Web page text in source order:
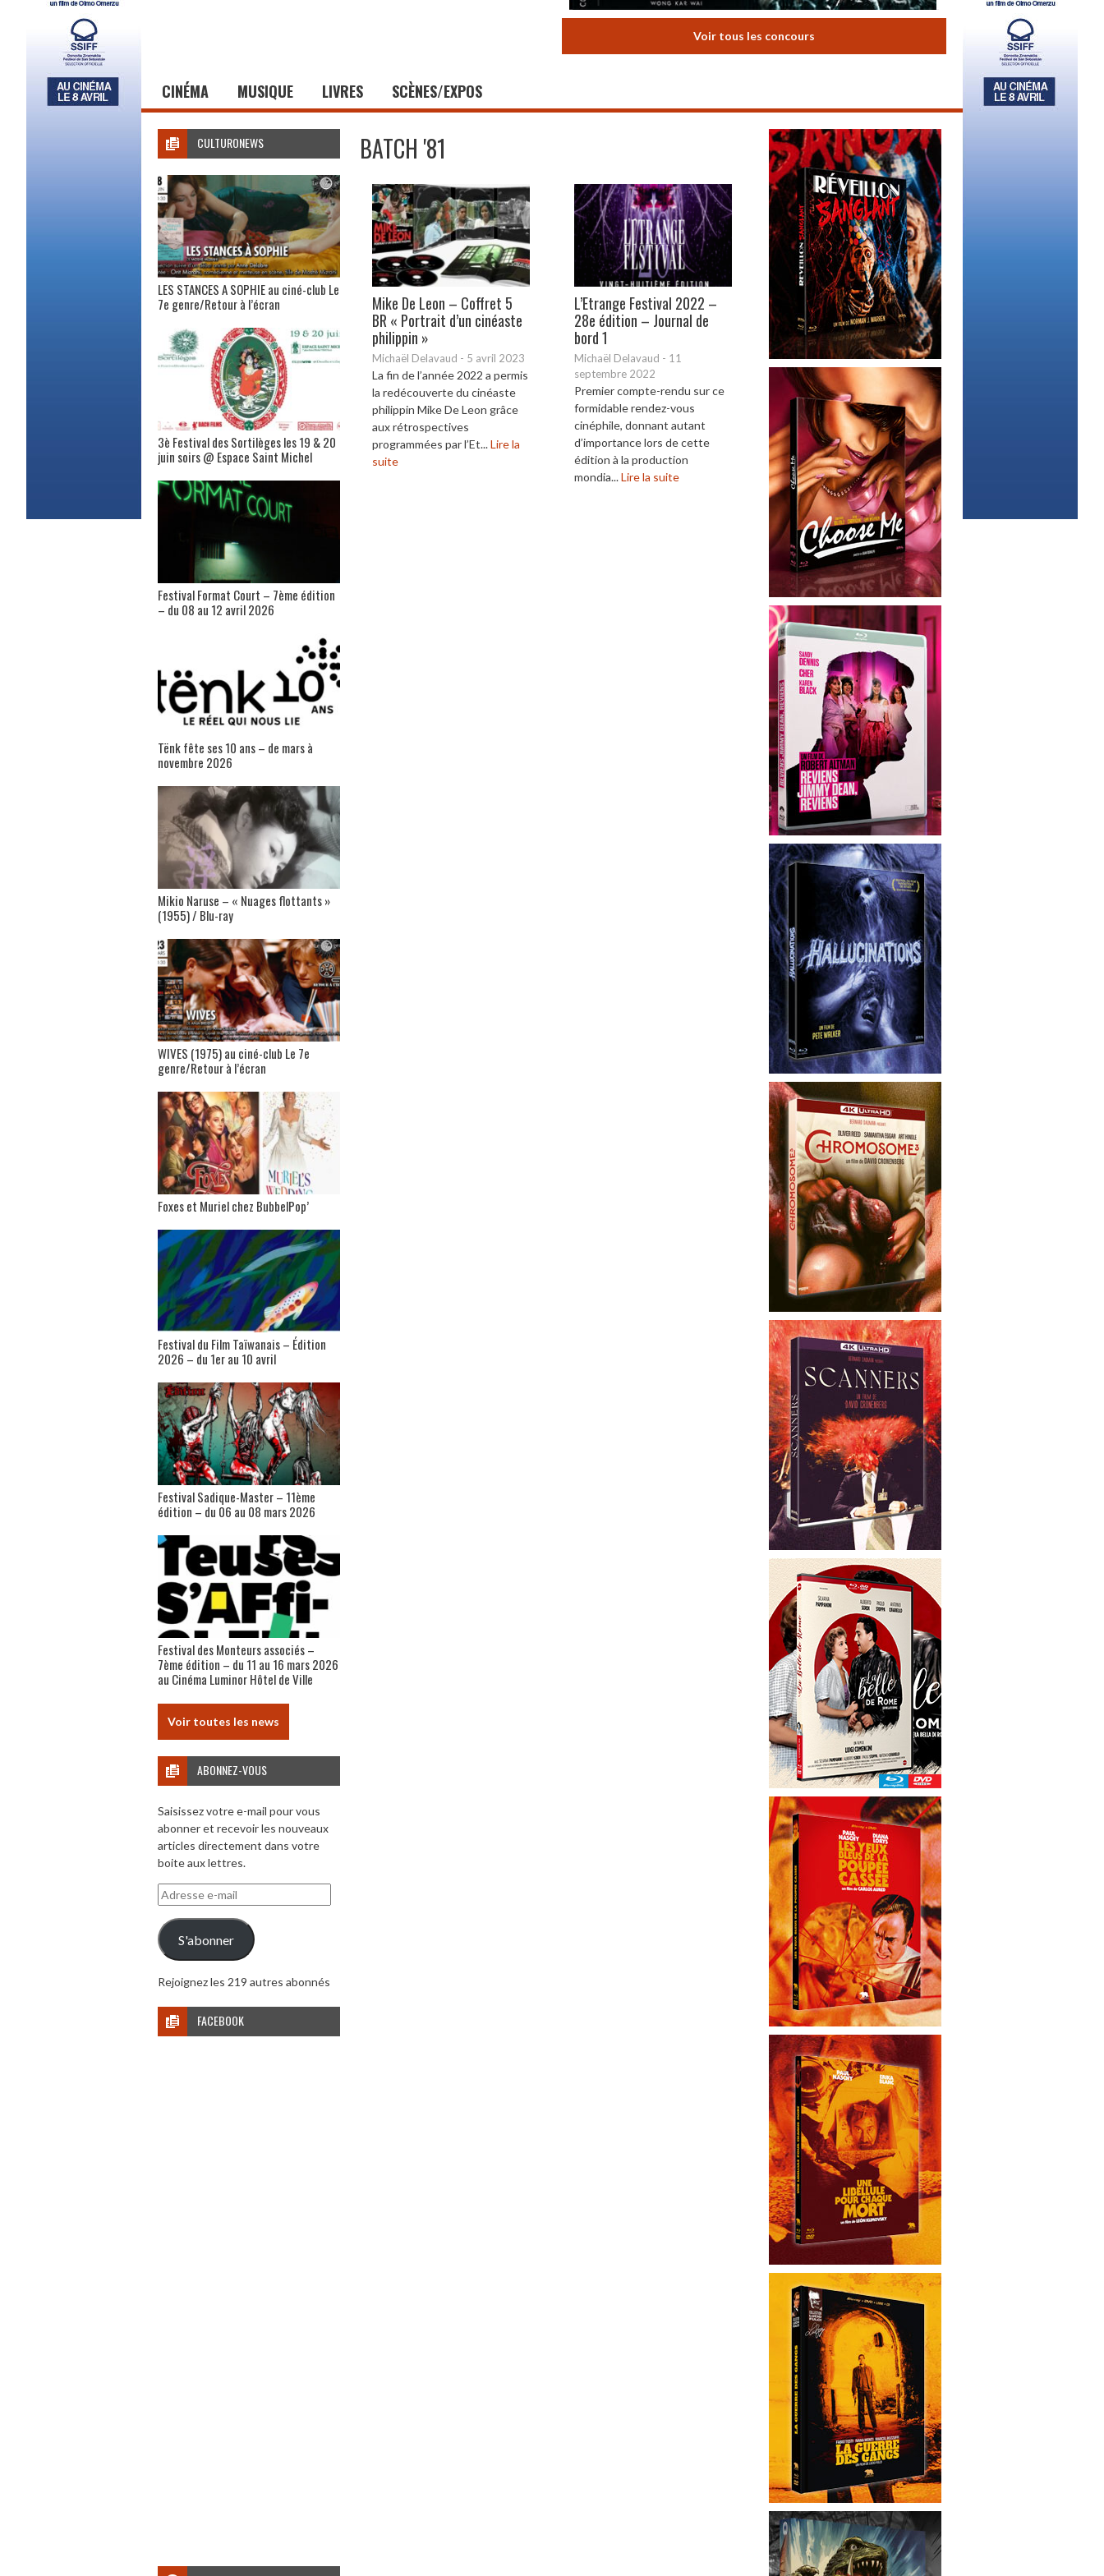
Voir tous les concours
CINÉMA MUSIQUE LIVRES SCÈNES/EXPOS
BATCH '81
Mike De Leon – Coffret 5
BR « Portrait d’un cinéaste
philippin »
Michaël Delavaud - 5 avril 2023
La fin de l’année 2022 a permis
la redécouverte du cinéaste
philippin Mike De Leon grâce
aux rétrospectives
programmées par l’Et...Lire la
suite
L’Etrange Festival 2022 –
28e édition – Journal de
bord 1
Michaël Delavaud - 11
septembre 2022
Premier compte-rendu sur ce
formidable rendez-vous
cinéphile, donnant autant
d’importance lors de cette
édition à la production
mondia...Lire la suite
CULTURONEWS
LES STANCES A SOPHIE au ciné-club Le
7e genre/Retour à l’écran
3è Festival des Sortilèges les 19 & 20
juin soirs @ Espace Saint Michel
Festival Format Court – 7ème édition
– du 08 au 12 avril 2026
Tënk fête ses 10 ans – de mars à
novembre 2026
Mikio Naruse – « Nuages flottants »
(1955) / Blu-ray
WIVES (1975) au ciné-club Le 7e
genre/Retour à l’écran
Foxes et Muriel chez BubbelPop’
Festival du Film Taïwanais – Édition
2026 – du 1er au 10 avril
Festival Sadique-Master – 11ème
édition – du 06 au 08 mars 2026
Festival des Monteurs associés –
7ème édition – du 11 au 16 mars 2026
au Cinéma Luminor Hôtel de Ville
Voir toutes les news
ABONNEZ-VOUS
Saisissez votre e-mail pour vous
abonner et recevoir les nouveaux
articles directement dans votre
boite aux lettres.
Adresse
e-
mail
S'abonner
Rejoignez les 219 autres abonnés
FACEBOOK